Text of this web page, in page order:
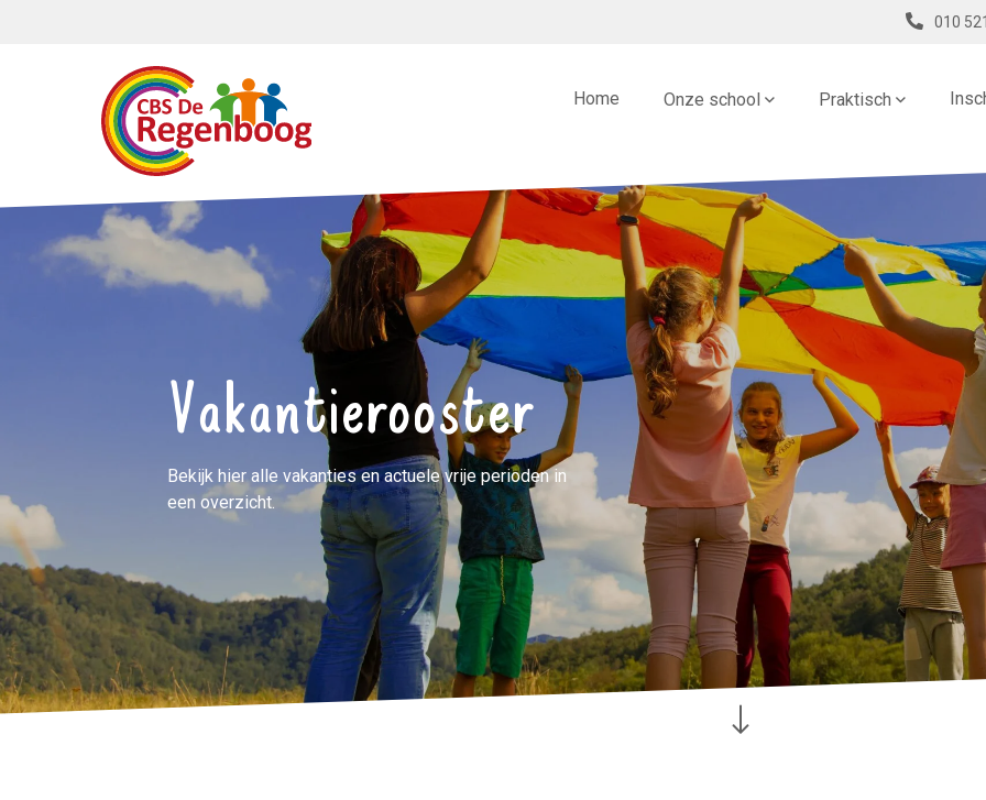
010
Home Onze school Praktisch
Vakantierooster
Bekijk hier alle vakanties en actuele vrije perioden in
een overzicht.